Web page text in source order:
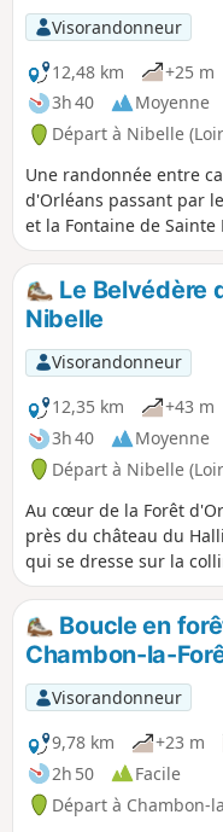
Visorandonneur
12,48 km
+25 m
3h 40
Moyenne
Départ à Nibelle
Une randonnée entre
d'Orléans passant par
et la Fontaine de
reine des Francs
source aux vertus
Le Belvédère
Nibelle
Visorandonneur
12,35 km
+43 m
3h 40
Moyenne
Départ à Nibelle
Au cœur de la Forêt
près du château du
qui se dresse sur la
de la Forêt d’Orléans :
environnant à perte de
Boucle en
Chambon-la-
Visorandonneur
9,78 km
+23 m
2h 50
Facile
Départ à Chambon-